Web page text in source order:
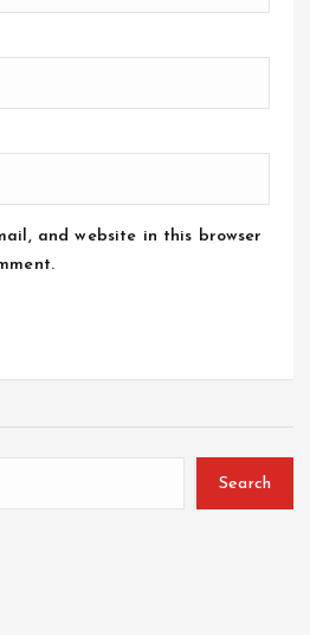
and website in this browser
Search